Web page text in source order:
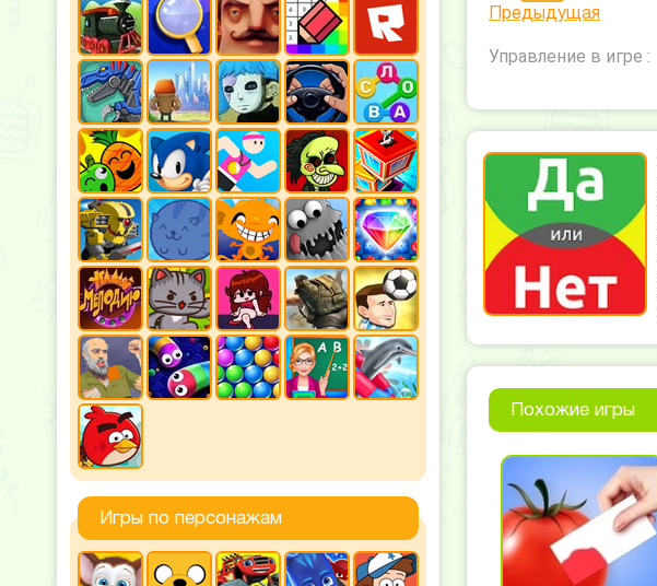
Игры по персонажам
Предыдущая
Управление в игре :
Похожие игры